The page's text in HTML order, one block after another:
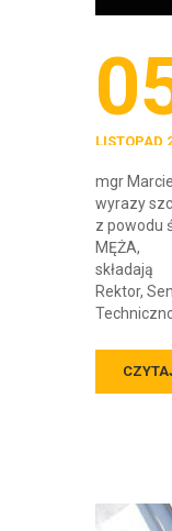
LISTOPAD
mgr
wyrazy
z powodu
MĘŻA,
składają
Rektor,